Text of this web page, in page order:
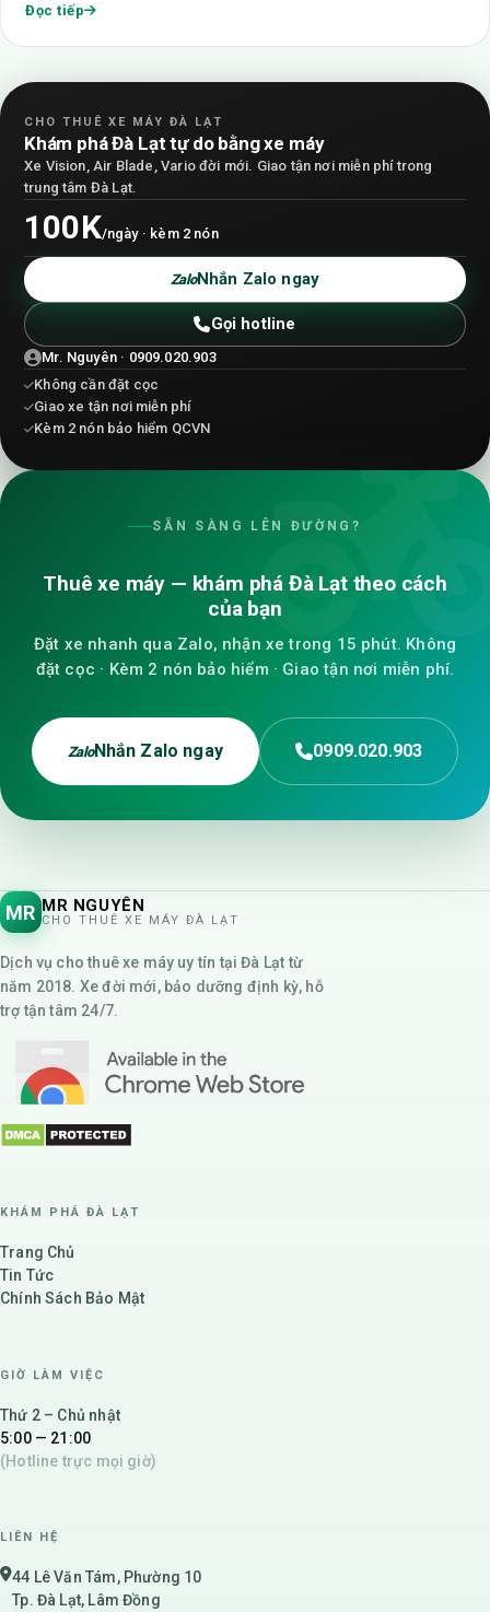
Đọc tiếp
CHO THUÊ XE MÁY ĐÀ LẠT
Khám phá Đà Lạt tự do bằng xe máy
Xe Vision, Air Blade, Vario đời mới. Giao tận nơi miễn phí trong
trung tâm Đà Lạt.
100K/ngày · kèm 2 nón
ZaloNhắn Zalo ngay
Gọi hotline
Mr. Nguyên · 0909.020.903
Không cần đặt cọc
Giao xe tận nơi miễn phí
Kèm 2 nón bảo hiểm QCVN
SẴN SÀNG LÊN ĐƯỜNG?
Thuê xe máy — khám phá Đà Lạt theo cách
của bạn
Đặt xe nhanh qua Zalo, nhận xe trong 15 phút. Không
đặt cọc · Kèm 2 nón bảo hiểm · Giao tận nơi miễn phí.
ZaloNhắn Zalo ngay 0909.020.903
MR MR NGUYÊN
CHO THUÊ XE MÁY ĐÀ LẠT
Dịch vụ cho thuê xe máy uy tín tại Đà Lạt từ
năm 2018. Xe đời mới, bảo dưỡng định kỳ, hỗ
trợ tận tâm 24/7.
KHÁM PHÁ ĐÀ LẠT
Trang Chủ
Tin Tức
Chính Sách Bảo Mật
GIỜ LÀM VIỆC
Thứ 2 – Chủ nhật
5:00 — 21:00
(Hotline trực mọi giờ)
LIÊN HỆ
44 Lê Văn Tám, Phường 10
Tp. Đà Lạt, Lâm Đồng